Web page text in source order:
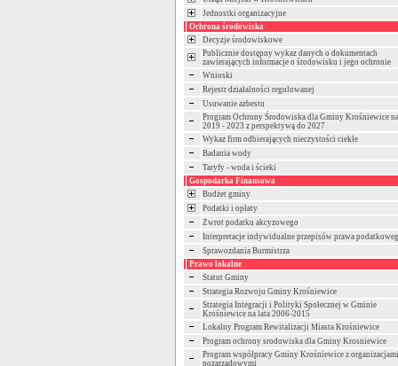
Jednostki organizacyjne
Ochrona środowiska
Decyzje środowiskowe
Publicznie dostępny wykaz danych o dokumentach
zawierających informacje o środowisku i jego ochronie
Wnioski
Rejestr działalności regulowanej
Usuwanie azbestu
Program Ochrony Środowiska dla Gminy Krośniewice
2019 - 2023 z perspektywą do 2027
Wykaz firm odbierających nieczystości ciekłe
Badania wody
Taryfy - woda i ścieki
Gospodarka Finansowa
Budżet gminy
Podatki i opłaty
Zwrot podatku akcyzowego
Interpretacje indywidualne przepisów prawa
Sprawozdania Burmistrza
Prawo lokalne
Statut Gminy
Strategia Rozwoju Gminy Krośniewice
Strategia Integracji i Polityki Społecznej w Gminie
Krośniewice na lata 2006-2015
Lokalny Program Rewitalizacji Miasta Krośniewice
Program ochrony srodowiska dla Gminy Krosniewice
Program współpracy Gminy Krośniewice z organizacjami
pozarządowymi